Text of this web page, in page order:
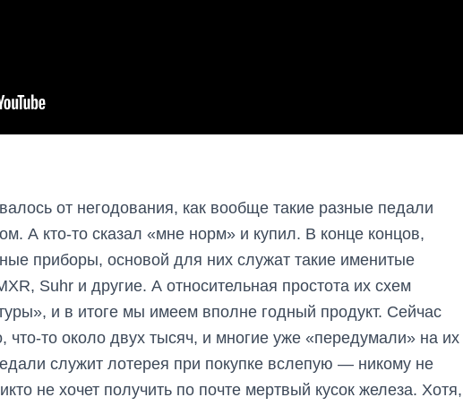
от негодования, как вообще такие разные педали
А кто-то сказал «мне норм» и купил. В конце концов,
приборы, основой для них служат такие именитые
Suhr и другие. А относительная простота их схем
и в итоге мы имеем вполне годный продукт. Сейчас
что-то около двух тысяч, и многие уже «передумали» на их
служит лотерея при покупке вслепую — никому не
не хочет получить по почте мертвый кусок железа. Хотя,